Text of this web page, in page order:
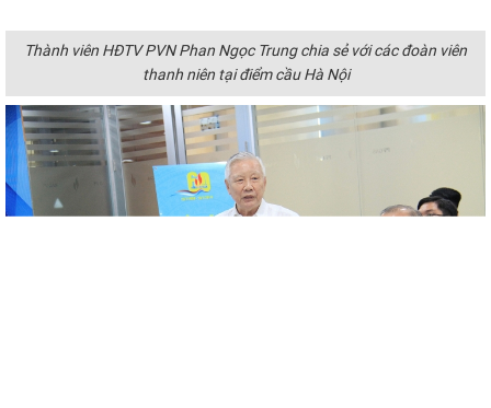
Thành viên HĐTV PVN Phan Ngọc Trung chia sẻ với các đoàn viên
thanh niên tại điểm cầu Hà Nội